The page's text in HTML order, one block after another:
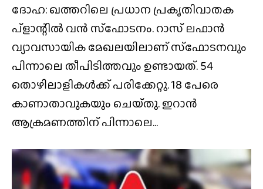
ദോഹ: ഖത്തറിലെ പ്രധാന പ്രകൃതിവാതക
പ്ളാന്റിൽ വൻ സ്‌ഫോടനം. റാസ്‌ ലഫാൻ
വ്യാവസായിക മേഖലയിലാണ് സ്‌ഫോടനവും
പിന്നാലെ തീപിടിത്തവും ഉണ്ടായത്. 54
തൊഴിലാളികൾക്ക് പരിക്കേറ്റു. 18 പേരെ
കാണാതാവുകയും ചെയ്‌തു. ഇറാൻ
ആക്രമണത്തിന് പിന്നാലെ...